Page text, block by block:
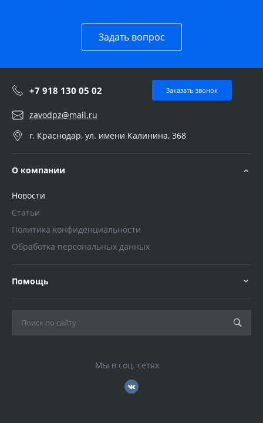
Задать вопрос
+7 918 130 05 02 Заказать звонок
zavodpz@mail.ru
г. Краснодар, ул. имени Калинина, 368
О компании
Новости
Статьи
Политика конфиденциальности
Обработка персональных данных
Помощь
Мы в соц. сетях